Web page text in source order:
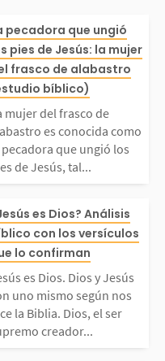
mil
mini
y lo
narr
E
co
mujer del
es
la
los pies
tal como se
Lucas
entró en la
pecadora que ungió
pies de Jesús: la mujer
frasco de alabastro
bíblico)
mujer del frasco de
es conocida como
pecadora que ungió los
de Jesús, tal...
no
obe
i
es Dios.
son uno
nos dice
Dios, el ser
es Dios? Análisis
con los versículos
lo confirman
es Dios. Dios y Jesús
uno mismo según nos
la Biblia. Dios, el ser
creador...